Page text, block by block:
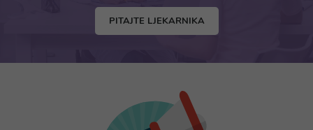
PITAJTE LJEKARNIKA